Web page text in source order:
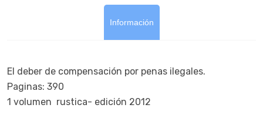
Información
El deber de compensación por penas ilegales.
Paginas: 390
1 volumen  rustica- edición 2012